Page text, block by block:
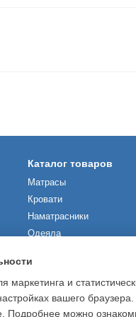
Каталог товаров
Матрасы
Кровати
Наматрасники
Одеяла
Производители
маркетинга и
вашего
Подробнее можно